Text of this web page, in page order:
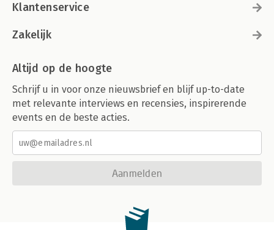
Klantenservice
Zakelijk
Altijd op de hoogte
Schrijf u in voor onze nieuwsbrief en blijf up-to-date
met relevante interviews en recensies, inspirerende
events en de beste acties.
Aanmelden